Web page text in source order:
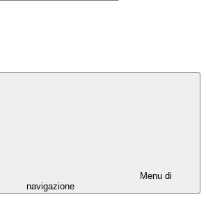
Menu di
navigazione